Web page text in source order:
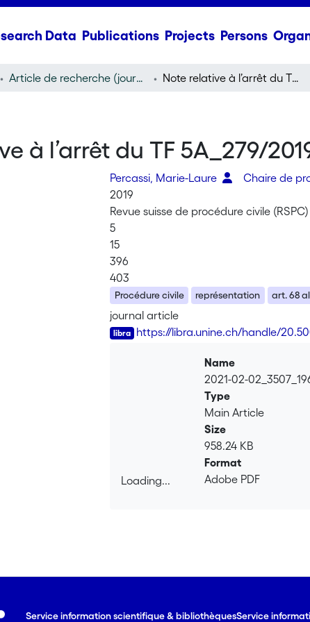
Data Publications Projects Persons
Article de recherche (journal article) Note relative à l’arrêt du TF 5A_279/2019 du 30 juillet 2019
à l’arrêt du TF 5A_279/
Percassi, Marie-Laure
Chaire de
2019
Revue suisse de procédure civile (RSPC)
5
15
396
403
Procédure civile représentation art. 68
journal article
https://libra.unine.ch/handle/
Loading...
Name
2021-02-
Type
Main Article
Size
958.24 KB
Format
Adobe PDF
Service information scientifique & bibliothèquesService